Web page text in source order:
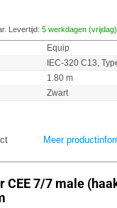
Levertijd: 5 werkdagen (vrijdag)
Equip
IEC-320 C13,
1.80 m
Zwart
Meer
CEE 7/7 male